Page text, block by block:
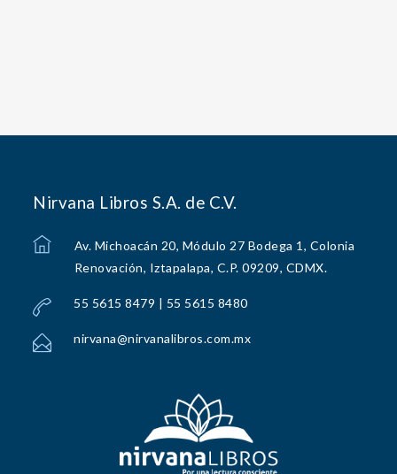
Nirvana Libros S.A. de C.V.
Av. Michoacán 20, Módulo 27 Bodega 1, Colonia
Renovación, Iztapalapa, C.P. 09209, CDMX.
55 5615 8479 | 55 5615 8480
nirvana@nirvanalibros.com.mx